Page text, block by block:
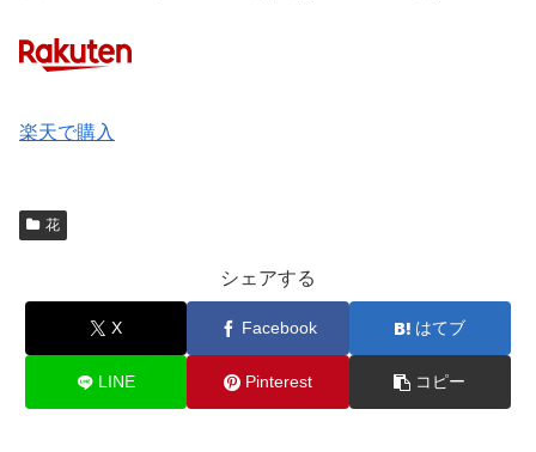
楽天で購入
花
シェアする
X Facebook はてブ
LINE Pinterest コピー